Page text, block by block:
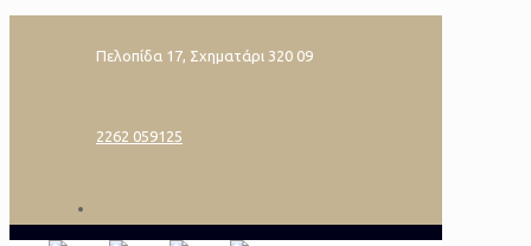
Πελοπίδα 17, Σχηματάρι 320 09
2262 059125